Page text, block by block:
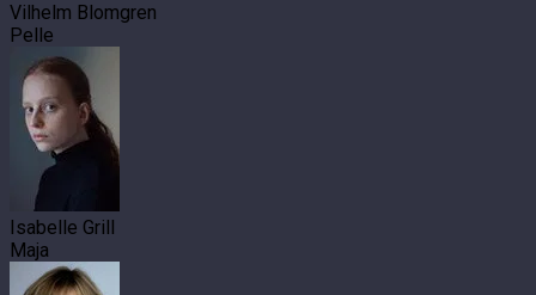
Vilhelm Blomgren
Pelle
Isabelle Grill
Maja